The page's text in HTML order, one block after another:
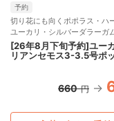
予約
切り花にも向くポポラス・ハ
ユーカリ・シルバーダラーガ
[26年8月下旬予約]ユー
リアンセモス3-3.5号ポ
660 円